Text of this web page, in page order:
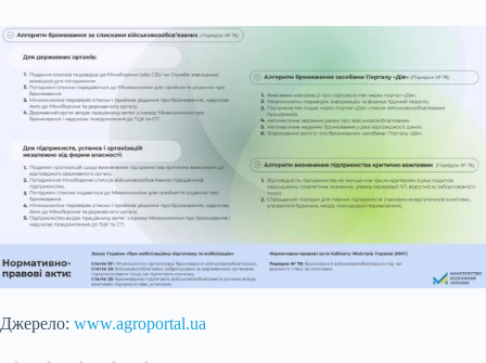
Джерело: www.agroportal.ua